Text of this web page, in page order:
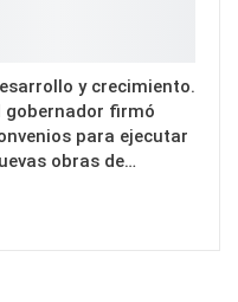
y crecimiento.
gobernador firmó
para ejecutar
obras de…